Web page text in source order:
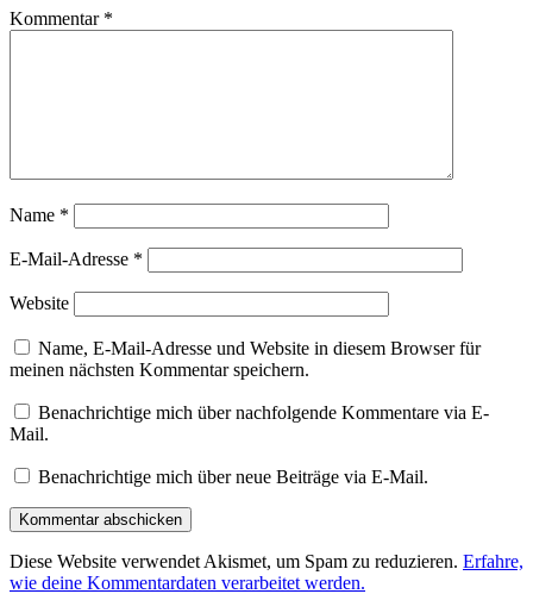
Kommentar *
Name *
E-Mail-Adresse *
Website
Name, E-Mail-Adresse und Website in diesem Browser für
meinen nächsten Kommentar speichern.
Benachrichtige mich über nachfolgende Kommentare via E-
Mail.
Benachrichtige mich über neue Beiträge via E-Mail.
Diese Website verwendet Akismet, um Spam zu reduzieren. Erfahre,
wie deine Kommentardaten verarbeitet werden.